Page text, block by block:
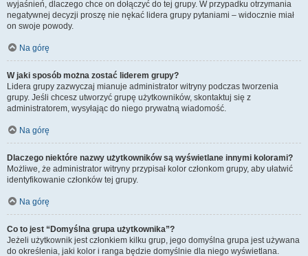
wyjaśnień, dlaczego chce on dołączyć do tej grupy. W przypadku otrzymania
negatywnej decyzji proszę nie nękać lidera grupy pytaniami – widocznie miał
on swoje powody.
Na górę
W jaki sposób można zostać liderem grupy?
Lidera grupy zazwyczaj mianuje administrator witryny podczas tworzenia
grupy. Jeśli chcesz utworzyć grupę użytkowników, skontaktuj się z
administratorem, wysyłając do niego prywatną wiadomość.
Na górę
Dlaczego niektóre nazwy użytkowników są wyświetlane innymi kolorami?
Możliwe, że administrator witryny przypisał kolor członkom grupy, aby ułatwić
identyfikowanie członków tej grupy.
Na górę
Co to jest “Domyślna grupa użytkownika”?
Jeżeli użytkownik jest członkiem kilku grup, jego domyślna grupa jest używana
do określenia, jaki kolor i ranga będzie domyślnie dla niego wyświetlana.